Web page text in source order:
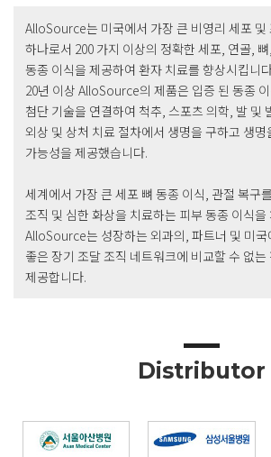
AlloSource는 미국에서 가장 큰 비영리 세포 및
하나로서 200 가지 이상의 정확한 세포, 연골,
동종 이식을 제공하여 환자 치료를 향상시킵니
20년 이상 AlloSource의 제품은 입증 된 동종
첨단 기술을 연결하여 척추, 스포츠 의학, 발 및
외상 및 상처 치료 절차에서 생명을 구하고 생
가능성을 제공했습니다.
세계에서 가장 큰 세포 뼈 동종 이식, 관절 복구
조직 및 심한 화상을 치료하는 피부 동종 이식을
AlloSource는 성장하는 외과의, 파트너 및 미국
좋은 장기 조달 조직 네트워크에 비교할 수 없
제공합니다.
Distributor